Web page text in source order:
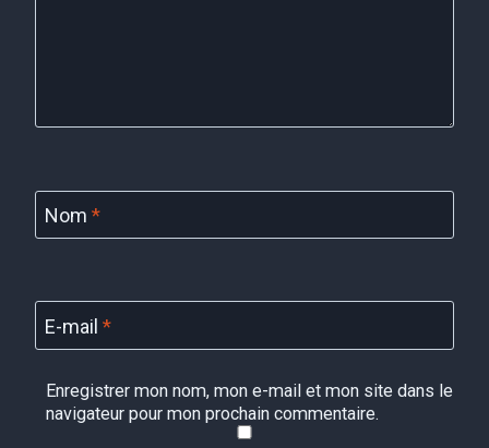
Nom *
E-mail *
Enregistrer mon nom, mon e-mail et mon site dans le
navigateur pour mon prochain commentaire.